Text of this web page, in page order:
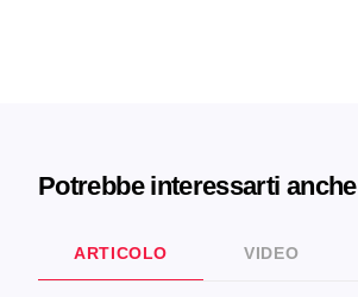
Potrebbe interessarti anche
ARTICOLO VIDEO